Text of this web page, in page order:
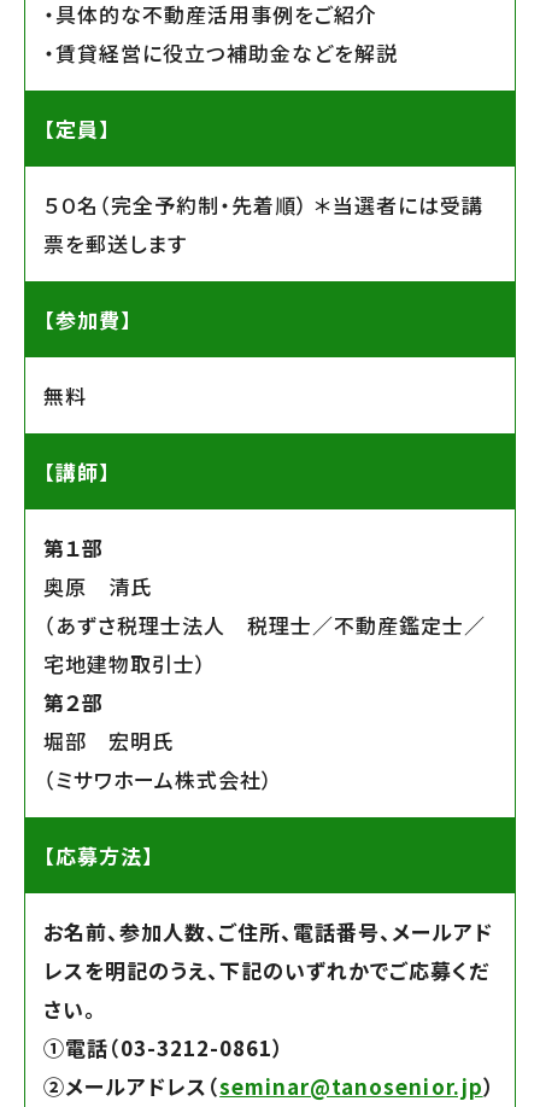
・具体的な不動産活用事例をご紹介
・賃貸経営に役立つ補助金などを解説
【定員】
５０名（完全予約制・先着順） ＊当選者には受講
票を郵送します
【参加費】
無料
【講師】
第１部
奥原 清氏
（あずさ税理士法人 税理士／不動産鑑定士／
宅地建物取引士）
第２部
堀部 宏明氏
（ミサワホーム株式会社）
【応募方法】
お名前、参加人数、ご住所、電話番号、メールアド
レスを明記のうえ、下記のいずれかでご応募くだ
さい。
➀電話（03-3212-0861）
➁メールアドレス（seminar@tanosenior.jp）